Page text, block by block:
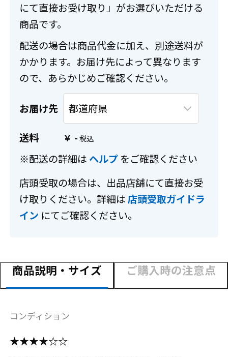
にて直接お受け取り」がお選びいただける
商品です。
配送の場合は商品代金に加え、別途送料が
かかります。お届け先によって異なります
ので、あらかじめご確認ください。
お届け先
送料 ￥ -
※配送の詳細は ヘルプ をご確認ください
店頭受取の場合は、出品店舗にて直接お受
け取りください。詳細は店頭受取ガイドラ
イン にてご確認ください。
商品説明・サイズ ご購入時の注意点
コンディション
★★★★☆☆